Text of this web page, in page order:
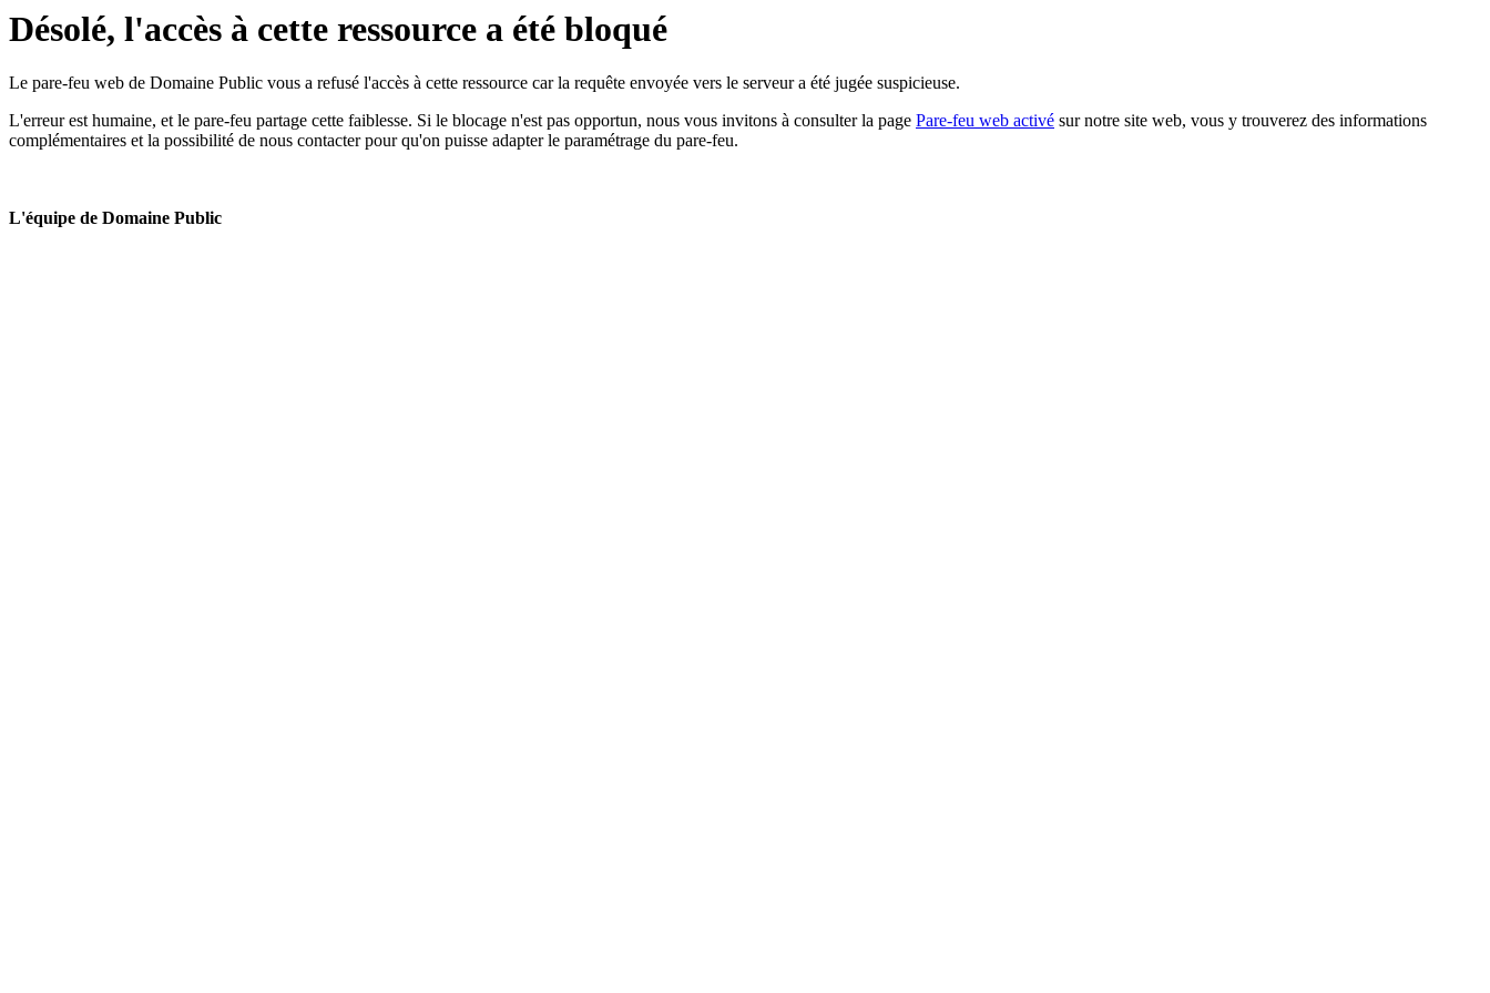
Désolé, l'accès à cette ressource a été bloqué
Le pare-feu web de Domaine Public vous a refusé l'accès à cette ressource car la requête envoyée vers le serveur a été jugée suspicieuse.
L'erreur est humaine, et le pare-feu partage cette faiblesse. Si le blocage n'est pas opportun, nous vous invitons à consulter la page Pare-feu web activé sur notre site web, vous y trouverez des informations
complémentaires et la possibilité de nous contacter pour qu'on puisse adapter le paramétrage du pare-feu.
L'équipe de Domaine Public